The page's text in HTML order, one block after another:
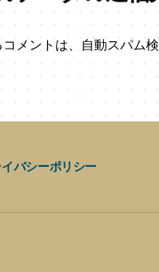
メントは、自動スパム
バシーポリシー